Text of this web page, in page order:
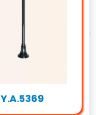
Y.A.5369